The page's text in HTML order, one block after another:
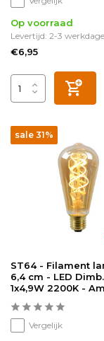
Op voorraad
Levertijd: 2-3
€6,95
sale 31%
ST64 - Filament
6,4 cm - LED
1x4,9W 2200K -
Vergelijk